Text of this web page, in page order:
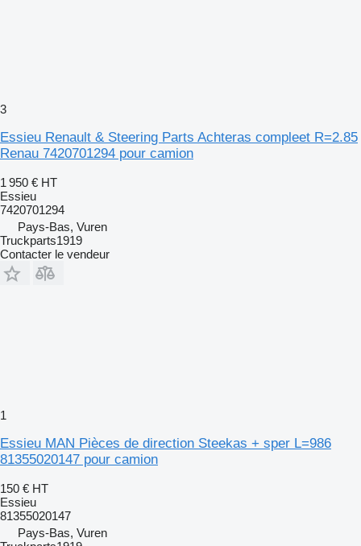
3
Essieu Renault & Steering Parts Achteras compleet R=2.85
Renau 7420701294 pour camion
1 950 € HT
Essieu
7420701294
Pays-Bas, Vuren
Truckparts1919
Contacter le vendeur
1
Essieu MAN Pièces de direction Steekas + sper L=986
81355020147 pour camion
150 € HT
Essieu
81355020147
Pays-Bas, Vuren